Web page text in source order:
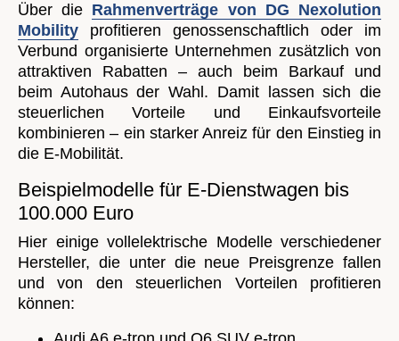
Über die Rahmenverträge von DG Nexolution
Mobility profitieren genossenschaftlich oder im
Verbund organisierte Unternehmen zusätzlich von
attraktiven Rabatten – auch beim Barkauf und
beim Autohaus der Wahl. Damit lassen sich die
steuerlichen Vorteile und Einkaufsvorteile
kombinieren – ein starker Anreiz für den Einstieg in
die E-Mobilität.
Beispielmodelle für E-Dienstwagen bis
100.000 Euro
Hier einige vollelektrische Modelle verschiedener
Hersteller, die unter die neue Preisgrenze fallen
und von den steuerlichen Vorteilen profitieren
können: